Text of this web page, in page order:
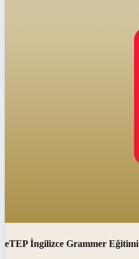
eTEP İngilizce Grammer Eğitimi